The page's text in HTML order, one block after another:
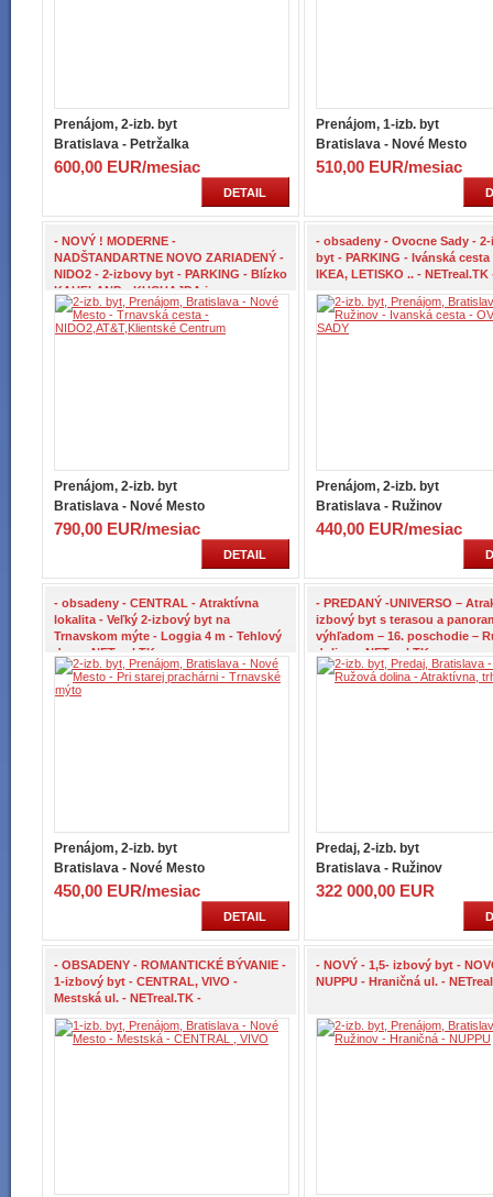
Prenájom, 2-izb. byt
Bratislava - Petržalka
600,00 EUR/mesiac
DETAIL
Prenájom, 1-izb. byt
Bratislava - Nové Mesto
510,00 EUR/mesiac
- NOVÝ ! MODERNE -
NADŠTANDARTNE NOVO ZARIADENÝ -
NIDO2 - 2-izbovy byt - PARKING - Blízko
KAUFLAND - KUCHAJDA jazero -
Prenájom, 2-izb. byt
Bratislava - Nové Mesto
790,00 EUR/mesiac
DETAIL
- obsadeny - Ovocne Sady -
byt - PARKING - Ivánská cesta
IKEA, LETISKO .. - NETreal.TK
Prenájom, 2-izb. byt
Bratislava - Ružinov
440,00 EUR/mesiac
- obsadeny - CENTRAL - Atraktívna
lokalita - Veľký 2-izbový byt na
Trnavskom mýte - Loggia 4 m - Tehlový
dom - NETreal.TK -
Prenájom, 2-izb. byt
Bratislava - Nové Mesto
450,00 EUR/mesiac
DETAIL
- PREDANÝ -UNIVERSO –
izbový byt s terasou a
výhľadom – 16. poschodie –
dolina – NETreal.TK -
Predaj, 2-izb. byt
Bratislava - Ružinov
322 000,00 EUR
- OBSADENY - ROMANTICKÉ BÝVANIE -
1-izbový byt - CENTRAL, VIVO -
Mestská ul. - NETreal.TK -
- NOVÝ - 1,5- izbový byt -
NUPPU - Hraničná ul. -